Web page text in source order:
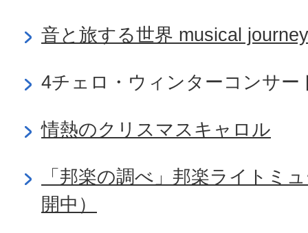
音と旅する世界 musical
4チェロ・ウィンターコンサー
情熱のクリスマスキャロル
「邦楽の調べ」邦楽ライトミ
開中）